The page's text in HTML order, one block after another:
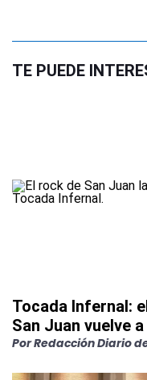
TE PUEDE
Tocada Infernal:
San Juan vuelve
PorRedacción Diario